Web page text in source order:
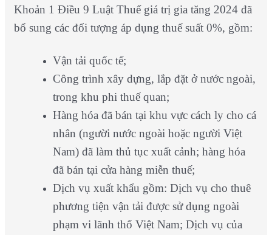
Khoản 1 Điều 9 Luật Thuế giá trị gia tăng 2024 đã
bổ sung các đối tượng áp dụng thuế suất 0%, gồm:
Vận tải quốc tế;
Công trình xây dựng, lắp đặt ở nước ngoài,
trong khu phi thuế quan;
Hàng hóa đã bán tại khu vực cách ly cho cá
nhân (người nước ngoài hoặc người Việt
Nam) đã làm thủ tục xuất cảnh; hàng hóa
đã bán tại cửa hàng miễn thuế;
Dịch vụ xuất khẩu gồm: Dịch vụ cho thuê
phương tiện vận tải được sử dụng ngoài
phạm vi lãnh thổ Việt Nam; Dịch vụ của